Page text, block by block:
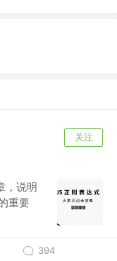
关注
，说明
重要
394